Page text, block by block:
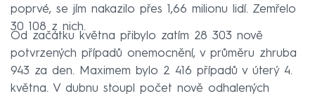
poprvé, se jím nakazilo přes 1,66 milionu lidí. Zemřelo
30 108 z nich.
Od začátku května přibylo zatím 28 303 nově
potvrzených případů onemocnění, v průměru zhruba
943 za den. Maximem bylo 2 416 případů v úterý 4.
května. V dubnu stoupl počet nově odhalených